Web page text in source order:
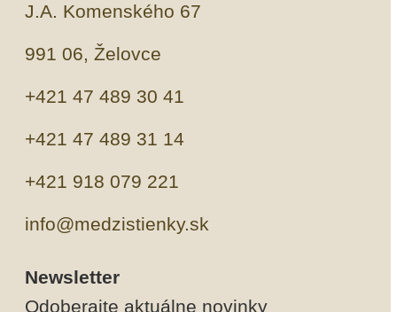
J.A. Komenského 67
991 06, Želovce
+421 47 489 30 41
+421 47 489 31 14
+421 918 079 221
info@medzistienky.sk
Newsletter
Odoberajte aktuálne novinky